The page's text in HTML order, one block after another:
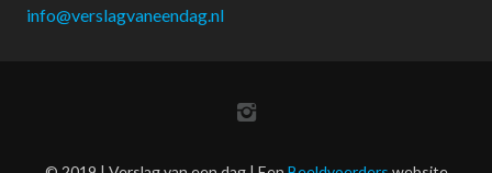
info@verslagvaneendag.nl